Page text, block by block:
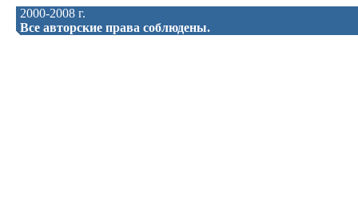
2000-2008 г.
Все авторские права соблюдены.